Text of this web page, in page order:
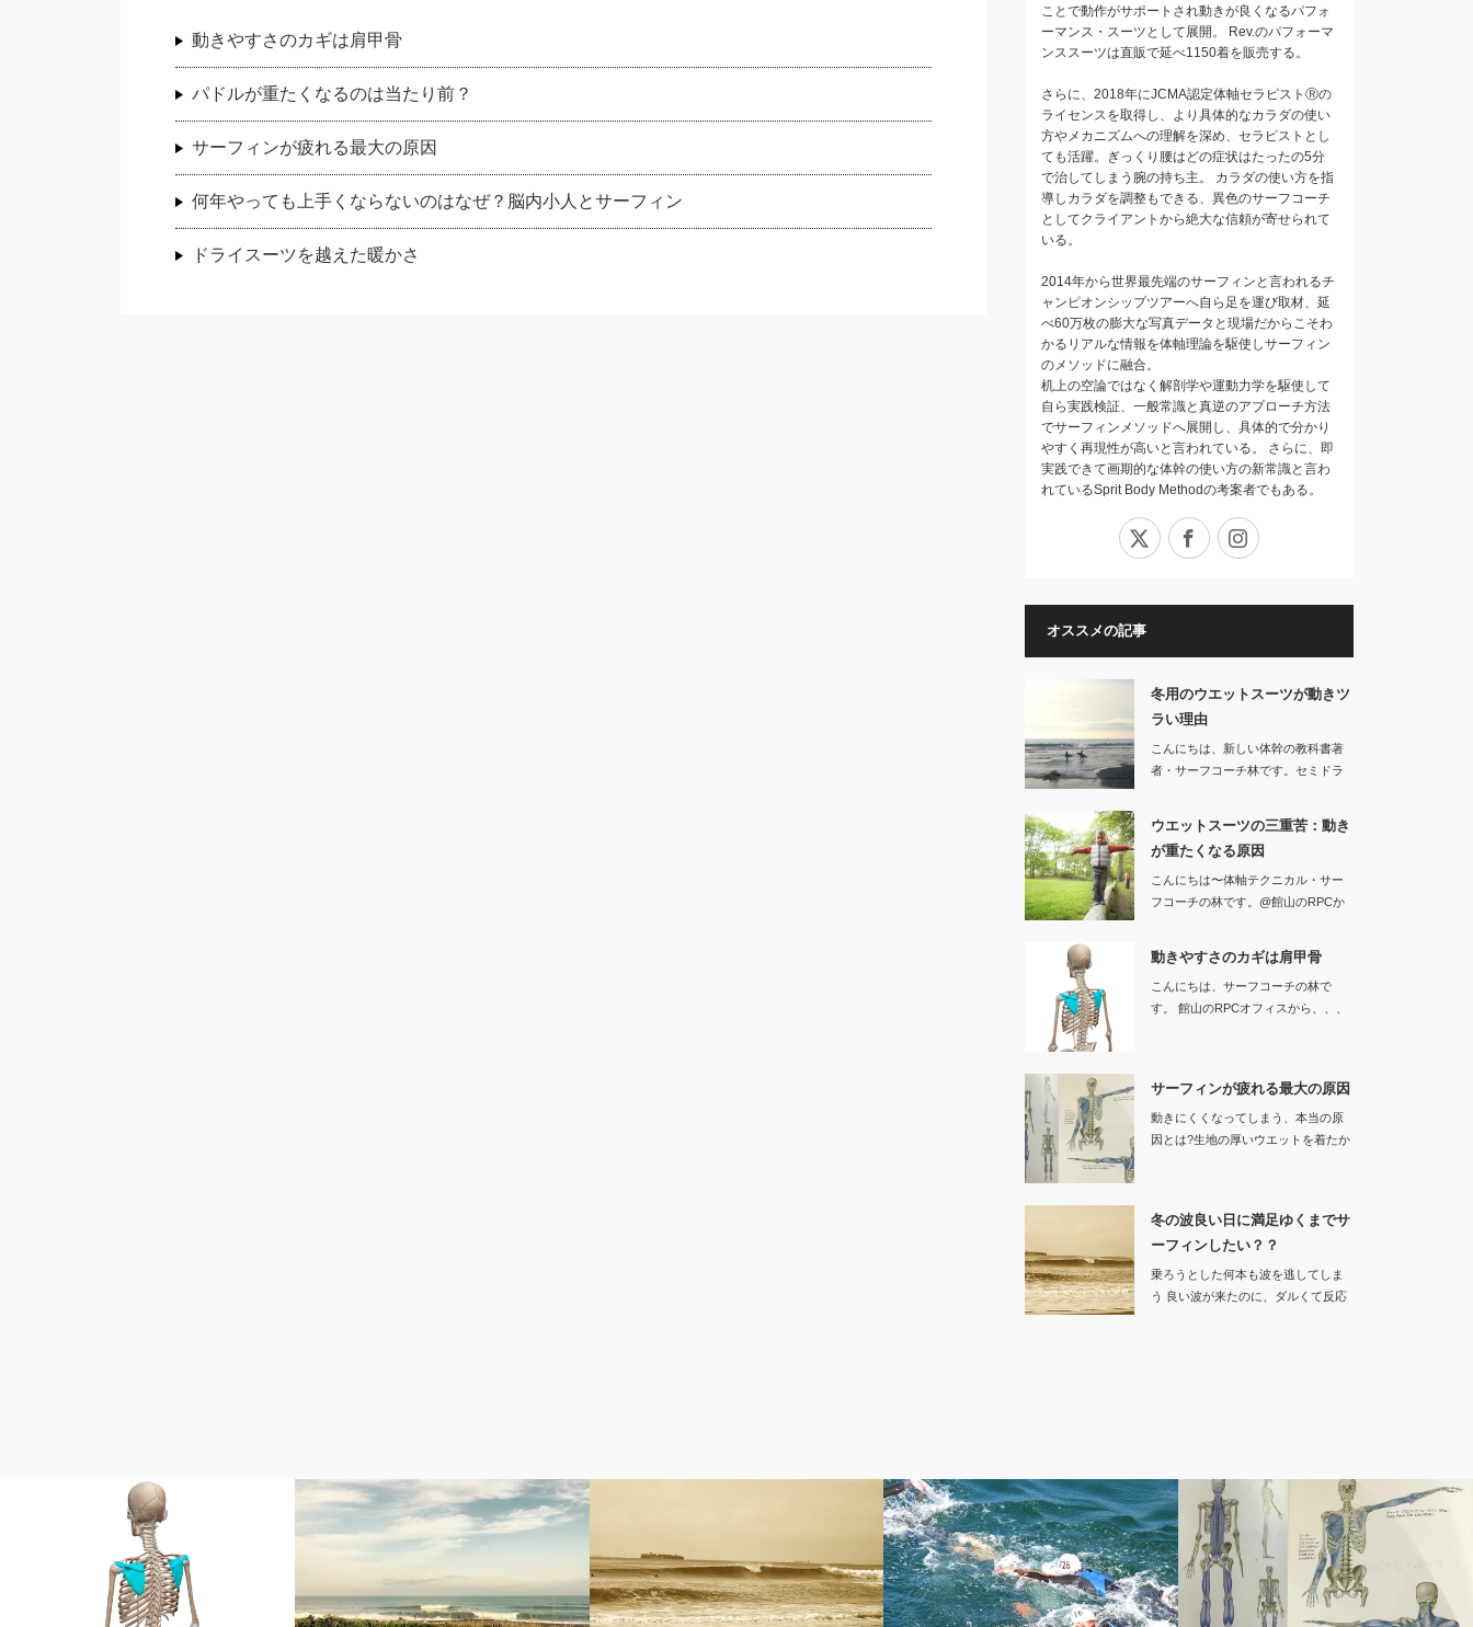
動きやすさのカギは肩甲骨
パドルが重たくなるのは当たり前？
サーフィンが疲れる最大の原因
何年やっても上手くならないのはなぜ？脳内小人とサーフィン
ドライスーツを越えた暖かさ
ことで動作がサポートされ動きが良くなるパフォ
ーマンス・スーツとして展開。 Rev.のパフォーマ
ンススーツは直販で延べ1150着を販売する。
さらに、2018年にJCMA認定体軸セラピストⓇの
ライセンスを取得し、より具体的なカラダの使い
方やメカニズムへの理解を深め、セラピストとし
ても活躍。ぎっくり腰はどの症状はたったの5分
で治してしまう腕の持ち主。 カラダの使い方を指
導しカラダを調整もできる、異色のサーフコーチ
としてクライアントから絶大な信頼が寄せられて
いる。
2014年から世界最先端のサーフィンと言われるチ
ャンピオンシップツアーへ自ら足を運び取材、延
べ60万枚の膨大な写真データと現場だからこそわ
かるリアルな情報を体軸理論を駆使しサーフィン
のメソッドに融合。
机上の空論ではなく解剖学や運動力学を駆使して
自ら実践検証、一般常識と真逆のアプローチ方法
でサーフィンメソッドへ展開し、具体的で分かり
やすく再現性が高いと言われている。 さらに、即
実践できて画期的な体幹の使い方の新常識と言わ
れているSprit Body Methodの考案者でもある。
Facebook
オススメの記事
冬用のウエットスーツが動きツ
ラい理由
こんにちは、新しい体幹の教科書著
者・サーフコーチ林です。セミドラ
ウエットスーツの三重苦：動き
が重たくなる原因
こんにちは〜体軸テクニカル・サー
フコーチの林です。@館山のRPCか
動きやすさのカギは肩甲骨
こんにちは、サーフコーチの林で
す。 館山のRPCオフィスから、、、
サーフィンが疲れる最大の原因
動きにくくなってしまう、本当の原
因とは?生地の厚いウエットを着たか
冬の波良い日に満足ゆくまでサ
ーフィンしたい？？
乗ろうとした何本も波を逃してしま
う 良い波が来たのに、ダルくて反応